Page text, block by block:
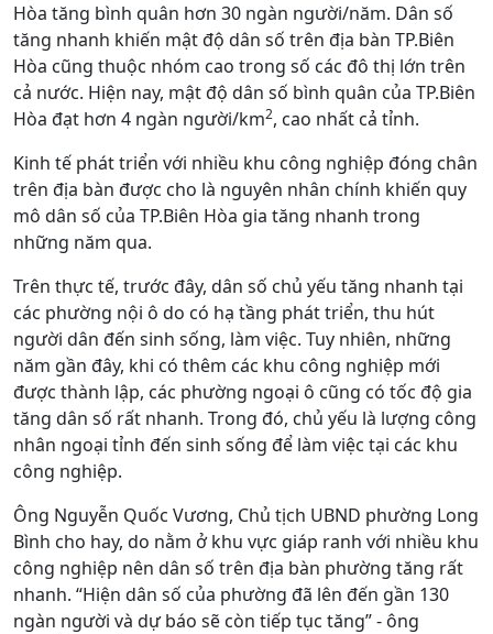
Hòa tăng bình quân hơn 30 ngàn người/năm. Dân số
tăng nhanh khiến mật độ dân số trên địa bàn TP.Biên
Hòa cũng thuộc nhóm cao trong số các đô thị lớn trên
cả nước. Hiện nay, mật độ dân số bình quân của TP.Biên
Hòa đạt hơn 4 ngàn người/km2, cao nhất cả tỉnh.
Kinh tế phát triển với nhiều khu công nghiệp đóng chân
trên địa bàn được cho là nguyên nhân chính khiến quy
mô dân số của TP.Biên Hòa gia tăng nhanh trong
những năm qua.
Trên thực tế, trước đây, dân số chủ yếu tăng nhanh tại
các phường nội ô do có hạ tầng phát triển, thu hút
người dân đến sinh sống, làm việc. Tuy nhiên, những
năm gần đây, khi có thêm các khu công nghiệp mới
được thành lập, các phường ngoại ô cũng có tốc độ gia
tăng dân số rất nhanh. Trong đó, chủ yếu là lượng công
nhân ngoại tỉnh đến sinh sống để làm việc tại các khu
công nghiệp.
Ông Nguyễn Quốc Vương, Chủ tịch UBND phường Long
Bình cho hay, do nằm ở khu vực giáp ranh với nhiều khu
công nghiệp nên dân số trên địa bàn phường tăng rất
nhanh. “Hiện dân số của phường đã lên đến gần 130
ngàn người và dự báo sẽ còn tiếp tục tăng” - ông